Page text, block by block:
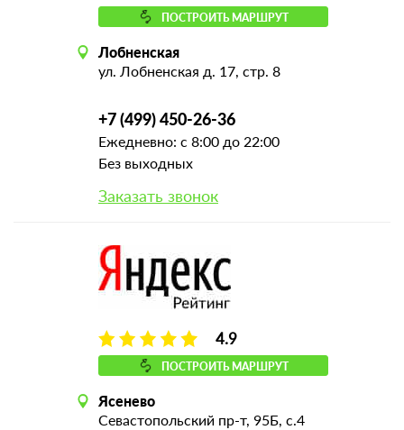
ПОСТРОИТЬ МАРШРУТ
Лобненская
ул. Лобненская д. 17, стр. 8
+7 (499) 450-26-36
Ежедневно: с 8:00 до 22:00
Без выходных
Заказать звонок
4.9
ПОСТРОИТЬ МАРШРУТ
Ясенево
Севастопольский пр-т, 95Б, с.4